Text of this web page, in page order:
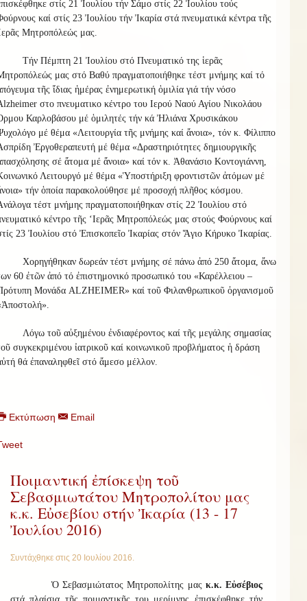
στίς 21 Ἰουλίου τήν Σάμο στίς 22 Ἰουλίου τούς
καί στίς 23 Ἰουλίου τήν Ἰκαρία στά πνευματικά κέντρα τῆς
Μητροπόλεώς μας.
Τήν Πέμπτη 21 Ἰουλίου στό Πνευματικό της ἱερᾶς
μας στό Βαθύ πραγματοποιήθηκε τέστ μνήμης καί τό
τῆς ἴδιας ἡμέρας ἐνημερωτική ὁμιλία γιά τήν νόσο
στο πνευματικο κέντρο του Ιερού Ναού Αγίου Νικολάου
Καρλοβάσου μέ ὁμιλητές τήν κά Ἠλιάνα Χρυσικάκου
μέ θέμα «Λειτουργία τῆς μνήμης καί ἄνοια», τόν κ. Φίλιππο
Ἐργοθεραπευτή μέ θέμα «Δραστηριότητες δημιουργικῆς
σέ ἄτομα μέ ἄνοια» καί τόν κ. Ἀθανάσιο Κοντογιάννη,
Λειτουργό μέ θέμα «Ὑποστήριξη φροντιστῶν ἀτόμων μέ
τήν ὁποία παρακολούθησε μέ προσοχή πλῆθος κόσμου.
τέστ μνήμης πραγματοποιήθηκαν στίς 22 Ἰουλίου στό
κέντρο τῆς ‘Ιερᾶς Μητροπόλεώς μας στούς Φούρνους καί
23 Ἰουλίου στό Ἐπισκοπεῖο Ἰκαρίας στόν Ἅγιο Κήρυκο Ἰκαρίας.
Χορηγήθηκαν δωρεάν τέστ μνήμης σέ πάνω ἀπό 250 ἄτομα, ἄνω
60 ἐτῶν ἀπό τό ἐπιστημονικό προσωπικό του «Καρέλλειου –
Μονάδα ALZHEIMER» καί τοῦ Φιλανθρωπικοῦ ὀργανισμοῦ
Λόγω τοῦ αὐξημένου ἐνδιαφέροντος καί τῆς μεγάλης σημασίας
συγκεκριμένου ἰατρικοῦ καί κοινωνικοῦ προβλήματος ἡ δράση
θά ἐπαναληφθεῖ στό ἄμεσο μέλλον.
Εκτύπωση Email
Ποιμαντική ἐπίσκεψη τοῦ
Σεβασμιωτάτου Μητροπολίτου μας
κ.κ. Εὐσεβίου στήν Ἰκαρία (13 - 17
Ἰουλίου 2016)
Συντάχθηκε στις 20 Ιουλίου 2016.
Ὁ Σεβασμιώτατος Μητροπολίτης μας κ.κ. Εὐσέβιος